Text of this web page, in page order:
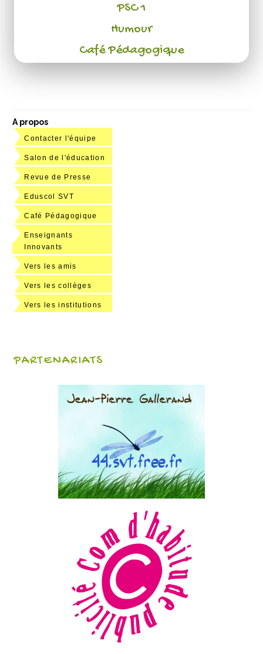
PSC 1
Humour
Café Pédagogique
A propos
Contacter l'équipe
Salon de l'éducation
Revue de Presse
Eduscol SVT
Café Pédagogique
Enseignants
Innovants
Vers les amis
Vers les collèges
Vers les institutions
PARTENARIATS